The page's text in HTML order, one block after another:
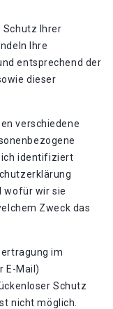
Schutz Ihrer
Ihre
entsprechend der
dieser
verschiedene
identifiziert
wofür wir sie
Zweck das
im
E-Mail)
Schutz
nicht möglich.